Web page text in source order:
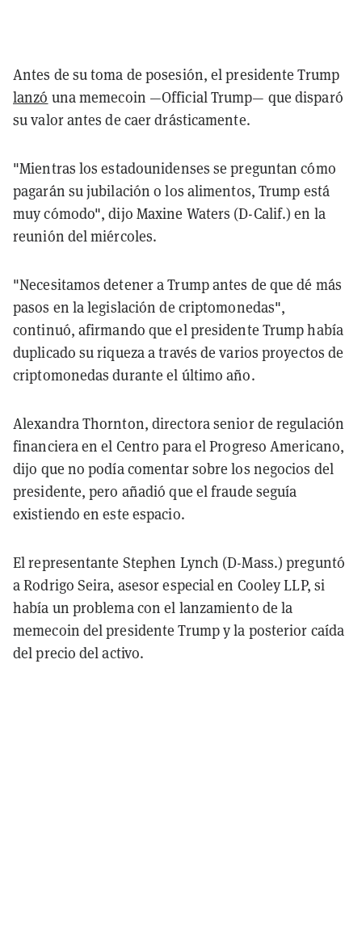
Antes de su toma de posesión, el presidente Trump
lanzó una memecoin —Official Trump— que disparó
su valor antes de caer drásticamente.
"Mientras los estadounidenses se preguntan cómo
pagarán su jubilación o los alimentos, Trump está
muy cómodo", dijo Maxine Waters (D-Calif.) en la
reunión del miércoles.
"Necesitamos detener a Trump antes de que dé más
pasos en la legislación de criptomonedas",
continuó, afirmando que el presidente Trump había
duplicado su riqueza a través de varios proyectos de
criptomonedas durante el último año.
Alexandra Thornton, directora senior de regulación
financiera en el Centro para el Progreso Americano,
dijo que no podía comentar sobre los negocios del
presidente, pero añadió que el fraude seguía
existiendo en este espacio.
El representante Stephen Lynch (D-Mass.) preguntó
a Rodrigo Seira, asesor especial en Cooley LLP, si
había un problema con el lanzamiento de la
memecoin del presidente Trump y la posterior caída
del precio del activo.